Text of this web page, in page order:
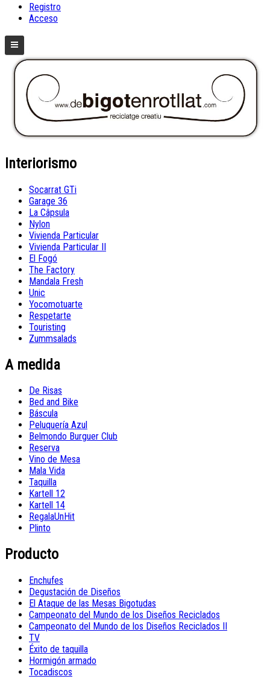
Registro
Acceso
Interiorismo
Socarrat GTi
Garage 36
La Câpsula
Nylon
Vivienda Particular
Vivienda Particular II
El Fogó
The Factory
Mandala Fresh
Unic
Yocomotuarte
Respetarte
Touristing
Zummsalads
A medida
De Risas
Bed and Bike
Báscula
Peluquería Azul
Belmondo Burguer Club
Reserva
Vino de Mesa
Mala Vida
Taquilla
Kartell 12
Kartell 14
RegalaUnHit
Plinto
Producto
Enchufes
Degustación de Diseños
El Ataque de las Mesas Bigotudas
Campeonato del Mundo de los Diseños Reciclados
Campeonato del Mundo de los Diseños Reciclados II
TV
Éxito de taquilla
Hormigón armado
Tocadiscos